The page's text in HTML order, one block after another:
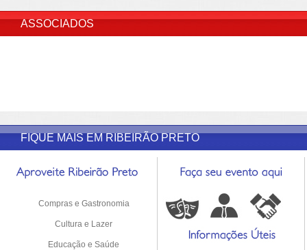
ASSOCIADOS
FIQUE MAIS EM RIBEIRÃO PRETO
Compras e Gastronomia
Cultura e Lazer
Educação e Saúde